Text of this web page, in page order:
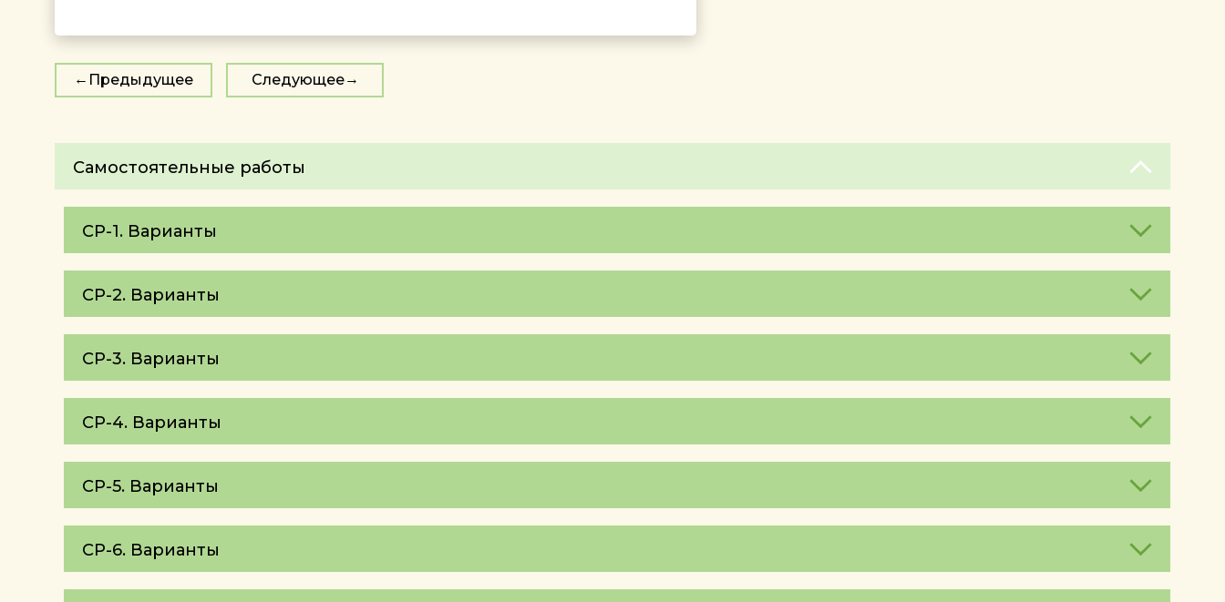
Предыдущее Следующее
Самостоятельные работы
СР-1. Варианты
СР-2. Варианты
СР-3. Варианты
СР-4. Варианты
СР-5. Варианты
СР-6. Варианты